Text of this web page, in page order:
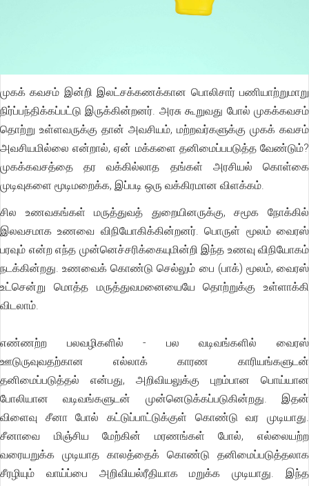
முகக் கவசம் இன்றி இலட்சக்கணக்கான பொலிசார் பணியாற்றுமாறு
நிர்ப்பந்திக்கப்பட்டு இருக்கின்றனர். அரசு கூறுவது போல் முகக்கவசம்
தொற்று உள்ளவருக்கு தான் அவசியம், மற்றவர்களுக்கு முகக் கவசம்
அவசியமில்லை என்றால், ஏன் மக்களை தனிமைப்பபடுத்த வேண்டும்?
முகக்கவசத்தை தர வக்கில்லாத தங்கள் அரசியல் கொள்கை
முடிவுகளை மூடிமறைக்க, இப்படி ஒரு வக்கிரமான விளக்கம்.
சில உணவகங்கள் மருத்துவத் துறையினருக்கு, சமூக நோக்கில்
இலவசமாக உணவை விநியோகிக்கின்றனர். பொருள் மூலம் வைரஸ்
பரவும் என்ற எந்த முன்னெச்சரிக்கையுமின்றி இந்த உணவு விநியோகம்
நடக்கின்றது. உணவைக் கொண்டு செல்லும் பை (பாக்) மூலம், வைரஸ்
உட்சென்று மொத்த மருத்துவமனையையே தொற்றுக்கு உள்ளாக்கி
விடலாம்.
எண்ணற்ற பலவழிகளில் - பல வடிவங்களில் வைரஸ்
ஊடுருவுவதற்கான எல்லாக் காரண காரியங்களுடன்
தனிமைப்படுத்தல் என்பது, அறிவியலுக்கு புறம்பான பொய்யான
போலியான வடிவங்களுடன் முன்னெடுக்கப்படுகின்றது. இதன்
விளைவு சீனா போல் கட்டுப்பாட்டுக்குள் கொண்டு வர முடியாது.
சீனாவை மிஞ்சிய மேற்கின் மரணங்கள் போல், எல்லையற்ற
வரையறுக்க முடியாத காலத்தைக் கொண்டு தனிமைப்படுத்தலாக
சீரழியும் வாய்ப்பை அறிவியல்ரீதியாக மறுக்க முடியாது. இந்த